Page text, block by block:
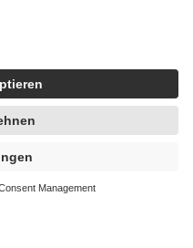
Dienstleister für die
sich um echte Bewertungen
du hier:
4419944605341